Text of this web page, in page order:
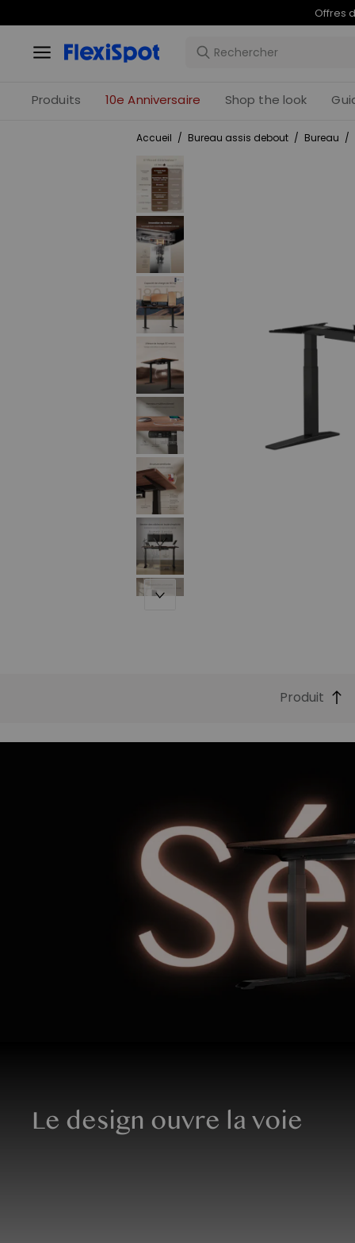
Offres
Produits 10e Anniversaire Shop the look
Accueil / Bureau assis debout / Bureau /
Produit
Fonctions
Le design ouvre la voie